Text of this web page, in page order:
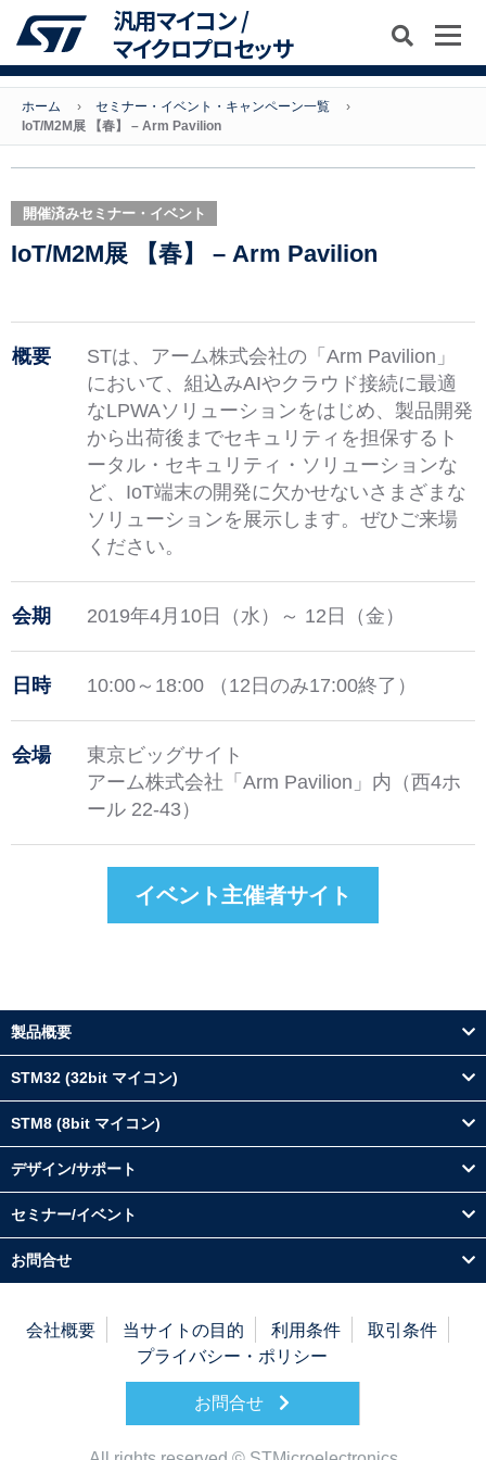
汎用マイコン /
マイクロプロセッサ
ホーム
セミナー・イベント・キャンペーン一覧
IoT/M2M展 【春】 – Arm Pavilion
開催済みセミナー・イベント
IoT/M2M展 【春】 – Arm Pavilion
概要
STは、アーム株式会社の「Arm Pavilion」
において、組込みAIやクラウド接続に最適
なLPWAソリューションをはじめ、製品開発
から出荷後までセキュリティを担保するト
ータル・セキュリティ・ソリューションな
ど、IoT端末の開発に欠かせないさまざまな
ソリューションを展示します。ぜひご来場
ください。
会期 2019年4月10日（水）～ 12日（金）
日時 10:00～18:00 （12日のみ17:00終了）
会場
東京ビッグサイト
アーム株式会社「Arm Pavilion」内（西4ホ
ール 22-43）
イベント主催者サイト
製品概要
STM32 (32bit マイコン)
STM8 (8bit マイコン)
デザイン/サポート
セミナー/イベント
お問合せ
お問合せ
会社概要 当サイトの目的 利用条件
取引条件
プライバシー・ポリシー